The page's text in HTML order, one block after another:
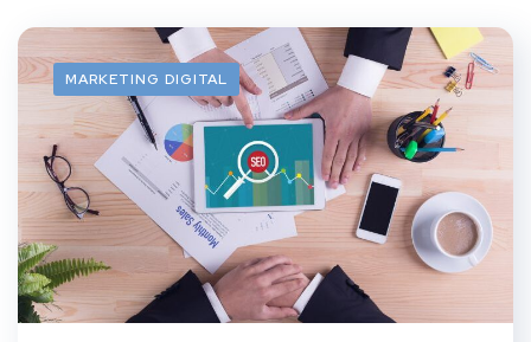
MARKETING DIGITAL